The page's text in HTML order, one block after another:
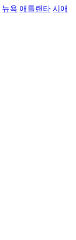
뉴욕 애틀랜타 시애